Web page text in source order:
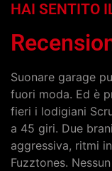
HAI SENTITO
Suonare garage
fuori moda. Ed è
fieri i lodigiani
a 45 giri. Due
aggressiva, ritmi
Fuzztones.